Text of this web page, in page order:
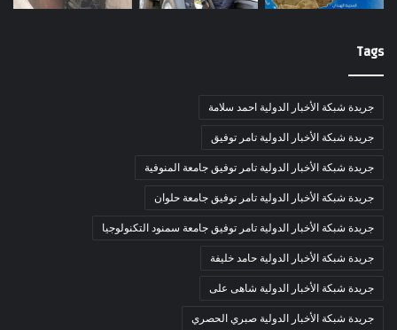
Tags
جريدة شبكة الأخبار الدولية احمد سلامة
جريدة شبكة الأخبار الدولية تامر توفيق
جريدة شبكة الأخبار الدولية تامر توفيق جامعة المنوفية
جريدة شبكة الأخبار الدولية تامر توفيق جامعة حلوان
جريدة شبكة الأخبار الدولية تامر توفيق جامعة سمنود التكنولوجيا
جريدة شبكة الأخبار الدولية حامد خليفة
جريدة شبكة الأخبار الدولية شاهى على
جريدة شبكة الأخبار الدولية صبري الحصري